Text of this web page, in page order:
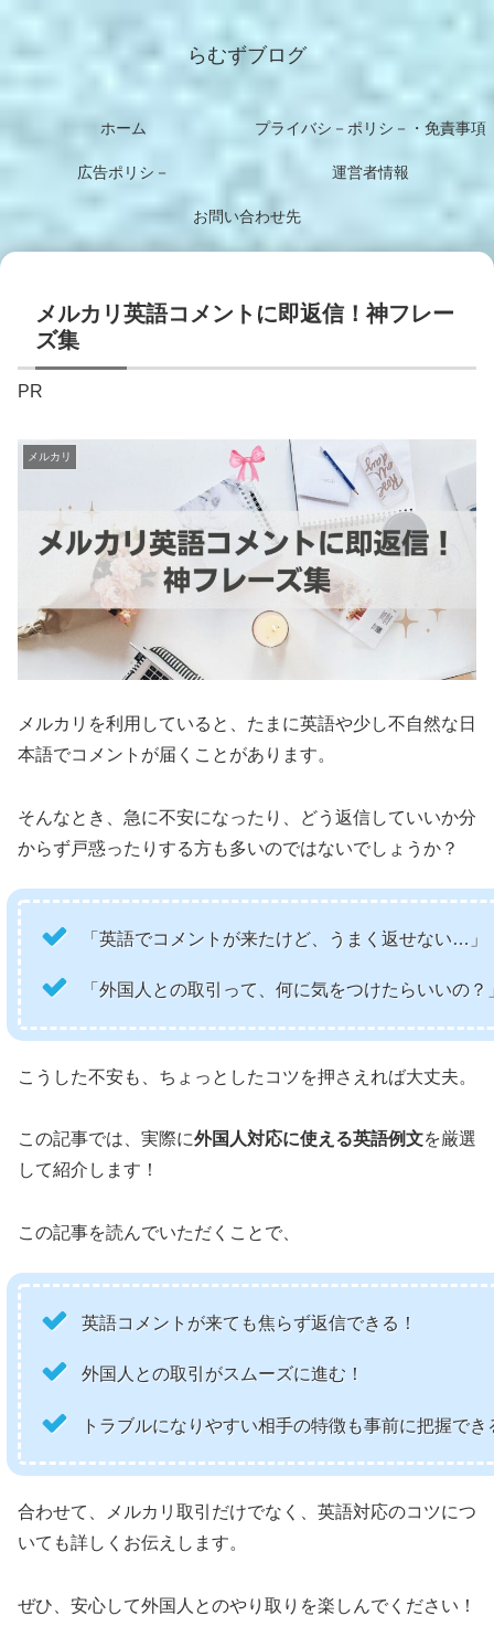
らむずブログ
ホーム プライバシ－ポリシ－・免責事項
広告ポリシ－ 運営者情報
お問い合わせ先
メルカリ英語コメントに即返信！神フレー
ズ集
PR
メルカリ
メルカリを利用していると、たまに英語や少し不自然な日
本語でコメントが届くことがあります。
そんなとき、急に不安になったり、どう返信していいか分
からず戸惑ったりする方も多いのではないでしょうか？
「英語でコメントが来たけど、うまく返せない…」
「外国人との取引って、何に気をつけたらいいの？
こうした不安も、ちょっとしたコツを押さえれば大丈夫。
この記事では、実際に外国人対応に使える英語例文を厳選
して紹介します！
この記事を読んでいただくことで、
英語コメントが来ても焦らず返信できる！
外国人との取引がスムーズに進む！
トラブルになりやすい相手の特徴も事前に把握でき
合わせて、メルカリ取引だけでなく、英語対応のコツにつ
いても詳しくお伝えします。
ぜひ、安心して外国人とのやり取りを楽しんでください！